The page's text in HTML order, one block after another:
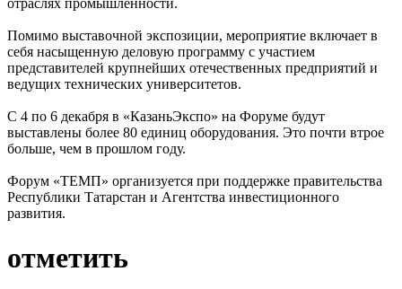
отраслях промышленности.
Помимо выставочной экспозиции, мероприятие включает в
себя насыщенную деловую программу с участием
представителей крупнейших отечественных предприятий и
ведущих технических университетов.
С 4 по 6 декабря в «КазаньЭкспо» на Форуме будут
выставлены более 80 единиц оборудования. Это почти втрое
больше, чем в прошлом году.
Форум «ТЕМП» организуется при поддержке правительства
Республики Татарстан и Агентства инвестиционного
развития.
отметить